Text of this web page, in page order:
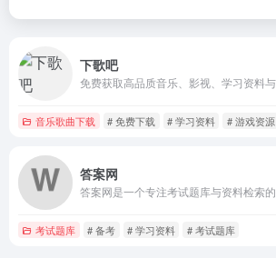
下歌吧
音乐歌曲下载 # 免费下载 # 学习资料 # 游戏资源
答案网
考试题库 # 备考 # 学习资料 # 考试题库